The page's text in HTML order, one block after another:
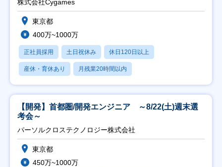
株式会社Cygames
東京都
400万~1000万
正社員採用 土日祝休み 休日120日以上
産休・育休あり 月残業20時間以内
【開発】首都圏/開発エンジニア ～8/22(土)週末選
考会～
パーソルクロステクノロジー株式会社
東京都
450万~1000万